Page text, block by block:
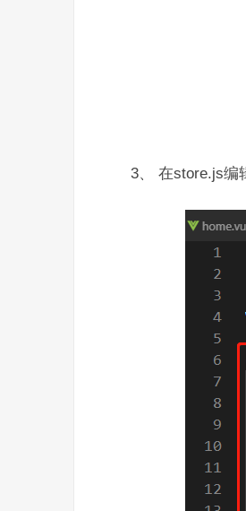
3、 在store.js编